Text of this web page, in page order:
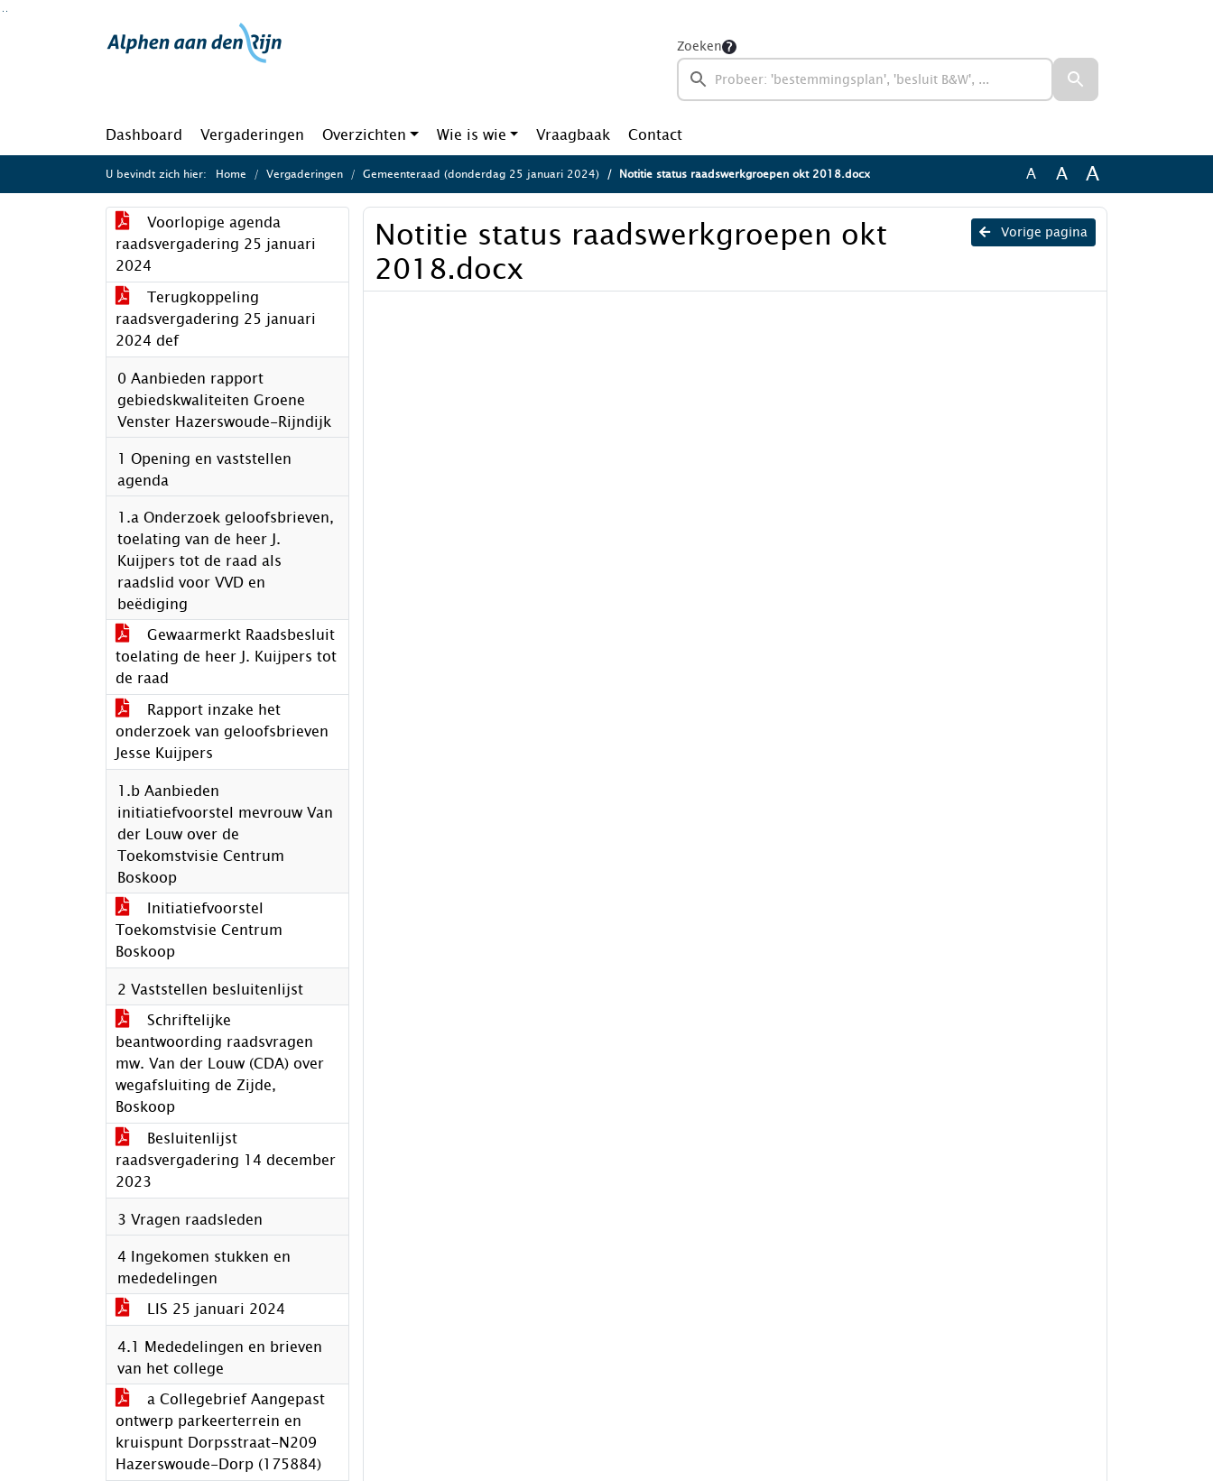
Ga naar de inhoud van deze pagina
Zoeken
Dashboard Vergaderingen Overzichten Wie is wie Vraagbaak Contact
U bevindt zich hier: Home Vergaderingen Gemeenteraad (donderdag 25 januari 2024) Notitie status raadswerkgroepen okt 2018.docx A A A
Voorlopige agenda
raadsvergadering 25 januari
2024
Terugkoppeling
raadsvergadering 25 januari
2024 def
0 Aanbieden rapport
gebiedskwaliteiten Groene
Venster Hazerswoude-Rijndijk
1 Opening en vaststellen
agenda
1.a Onderzoek geloofsbrieven,
toelating van de heer J.
Kuijpers tot de raad als
raadslid voor VVD en
beëdiging
Gewaarmerkt Raadsbesluit
toelating de heer J. Kuijpers tot
de raad
Rapport inzake het
onderzoek van geloofsbrieven
Jesse Kuijpers
1.b Aanbieden
initiatiefvoorstel mevrouw Van
der Louw over de
Toekomstvisie Centrum
Boskoop
Initiatiefvoorstel
Toekomstvisie Centrum
Boskoop
2 Vaststellen besluitenlijst
Schriftelijke
beantwoording raadsvragen
mw. Van der Louw (CDA) over
wegafsluiting de Zijde,
Boskoop
Besluitenlijst
raadsvergadering 14 december
2023
3 Vragen raadsleden
4 Ingekomen stukken en
mededelingen
LIS 25 januari 2024
4.1 Mededelingen en brieven
van het college
a Collegebrief Aangepast
ontwerp parkeerterrein en
kruispunt Dorpsstraat-N209
Hazerswoude-Dorp (175884)
Vorige pagina
Notitie status raadswerkgroepen okt
2018.docx